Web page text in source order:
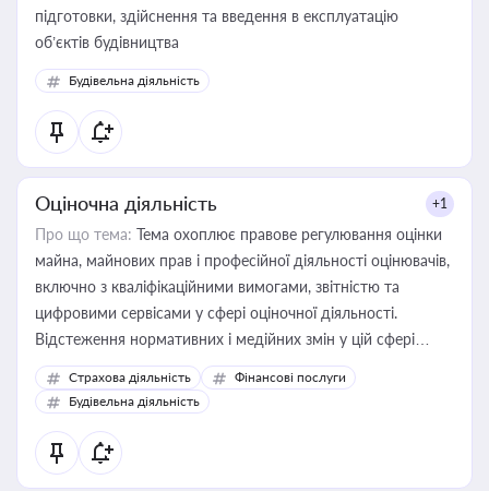
підготовки, здійснення та введення в експлуатацію
об’єктів будівництва
Будівельна діяльність
Оціночна діяльність +1
Про що тема: Тема охоплює правове регулювання оцінки
майна, майнових прав і професійної діяльності оцінювачів,
включно з кваліфікаційними вимогами, звітністю та
цифровими сервісами у сфері оціночної діяльності.
Відстеження нормативних і медійних змін у цій сфері
корисне для власника бізнесу, керівника, юриста або
бухгалтера під час оподаткування, приватизації, оренди
державного майна, корпоративних угод і перевірки
статусу суб'єктів оціночної діяльності
Страхова діяльність
Фінансові послуги
Будівельна діяльність